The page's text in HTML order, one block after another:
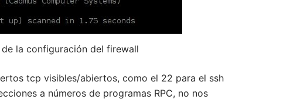
la configuración del firewall
tcp visibles/abiertos, como el 22 para el ssh
a números de programas RPC, no nos